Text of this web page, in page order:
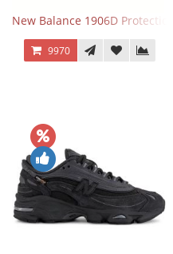
New Balance 1906D
9970